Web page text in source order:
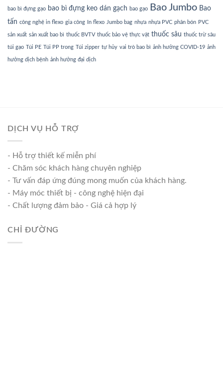
bao bì đựng gạo bao bì đựng keo dán gạch bao gạo Bao Jumbo Bao
tấn công nghệ in flexo gia công In flexo Jumbo bag nhựa nhựa PVC phân bón PVC
sản xuất sản xuất bao bì thuốc BVTV thuốc bảo vệ thực vật thuốc sâu thuốc trừ sâu
túi gạo Túi PE Túi PP trong Túi zipper tự hủy vai trò bao bì ảnh hưởng COVID-19 ảnh
hưởng dịch bệnh ảnh hưởng đại dịch
DỊCH VỤ HỖ TRỢ
- Hỗ trợ thiết kế miễn phí
- Chăm sóc khách hàng chuyên nghiệp
- Tư vấn đáp ứng đúng mong muốn của khách hàng.
- Máy móc thiết bị - công nghệ hiện đại
- Chất lượng đảm bảo - Giá cả hợp lý
CHỈ ĐƯỜNG